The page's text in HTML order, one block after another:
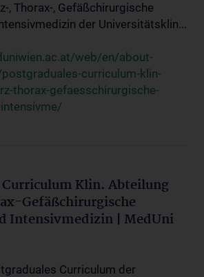
, Thorax-, Gefäßchirurgische
der Universitätsklin...
web/en/about-
curriculum-klin-
thorax-gefaesschirurgische-
Curriculum Klin. Abteilung
Gefäßchirurgische
Intensivmedizin | MedUni
Curriculum der